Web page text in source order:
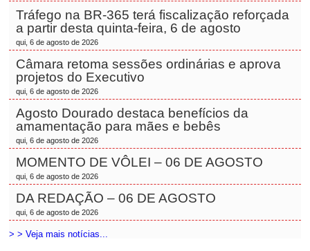
Tráfego na BR-365 terá fiscalização reforçada
a partir desta quinta-feira, 6 de agosto
qui, 6 de agosto de 2026
Câmara retoma sessões ordinárias e aprova
projetos do Executivo
qui, 6 de agosto de 2026
Agosto Dourado destaca benefícios da
amamentação para mães e bebês
qui, 6 de agosto de 2026
MOMENTO DE VÔLEI – 06 DE AGOSTO
qui, 6 de agosto de 2026
DA REDAÇÃO – 06 DE AGOSTO
qui, 6 de agosto de 2026
> > Veja mais notícias...